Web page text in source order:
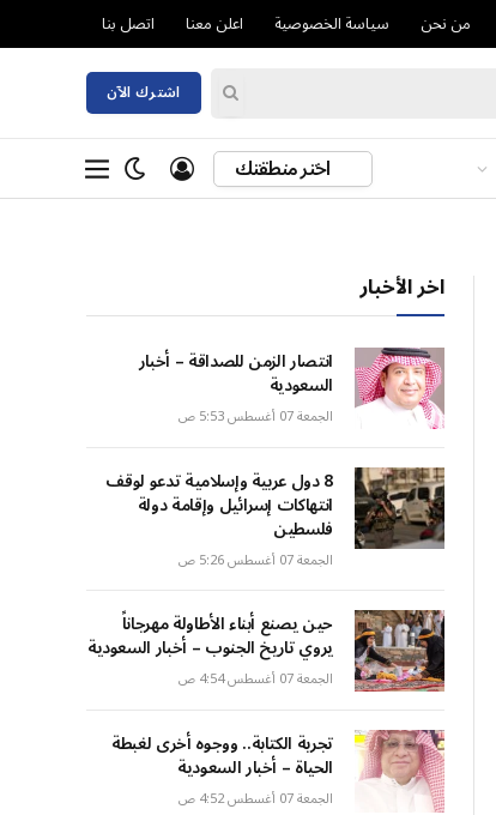
من نحن سياسة الخصوصية اعلن معنا اتصل بنا
اشترك الآن
اختر منطقتك
اخر الأخبار
انتصار الزمن للصداقة – أخبار
السعودية
الجمعة 07 أغسطس 5:53 ص
8 دول عربية وإسلامية تدعو لوقف
انتهاكات إسرائيل وإقامة دولة
فلسطين
الجمعة 07 أغسطس 5:26 ص
حين يصنع أبناء الأطاولة مهرجاناً
يروي تاريخ الجنوب – أخبار السعودية
الجمعة 07 أغسطس 4:54 ص
تجربة الكتابة.. ووجوه أخرى لغبطة
الحياة – أخبار السعودية
الجمعة 07 أغسطس 4:52 ص